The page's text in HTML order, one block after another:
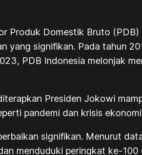
Produk Domestik Bruto
signifikan. Pada tahun
PDB Indonesia melonjak
Presiden Jokowi
pandemi dan krisis
signifikan. Menurut
menduduki peringkat ke-